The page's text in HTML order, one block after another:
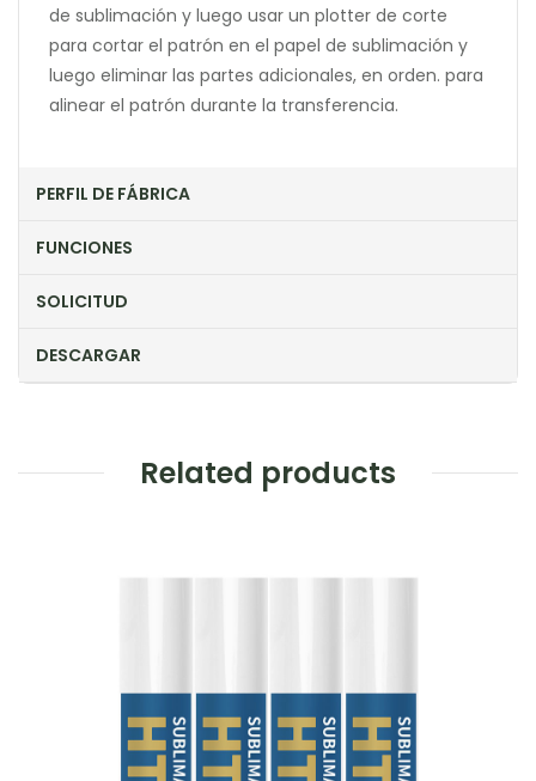
de sublimación y luego usar un plotter de corte
para cortar el patrón en el papel de sublimación y
luego eliminar las partes adicionales, en orden. para
alinear el patrón durante la transferencia.
PERFIL DE FÁBRICA
FUNCIONES
SOLICITUD
DESCARGAR
Related products